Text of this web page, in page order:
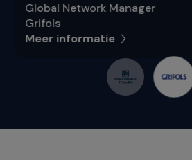
Global Network Manager
Grifols
Meer informatie